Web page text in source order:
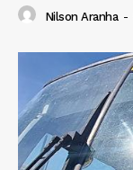
Nilson Aranha -